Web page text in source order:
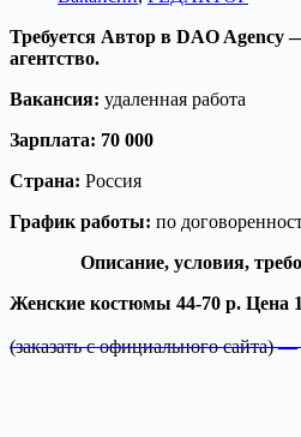
Требуется Автор в DAO Agency
агентство.
Вакансия: удаленная работа
Зарплата: 70 000
Страна: Россия
График работы: по
Описание, условия,
Женские костюмы 44-70 р. Цена
(заказать с официального сайта)—